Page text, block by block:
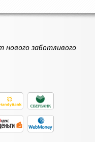
заботливого